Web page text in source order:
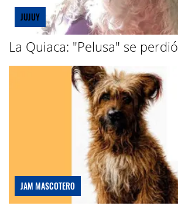
JUJUY
La Quiaca: "Pelusa" se perdió
JAM MASCOTERO